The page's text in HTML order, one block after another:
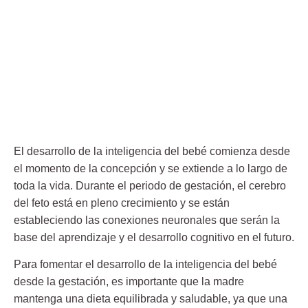
El desarrollo de la inteligencia del bebé comienza desde
el momento de la concepción y se extiende a lo largo de
toda la vida. Durante el periodo de gestación, el cerebro
del feto está en pleno crecimiento y se están
estableciendo las conexiones neuronales que serán la
base del aprendizaje y el desarrollo cognitivo en el futuro.
Para fomentar el desarrollo de la inteligencia del bebé
desde la gestación, es importante que la madre
mantenga una dieta equilibrada y saludable, ya que una